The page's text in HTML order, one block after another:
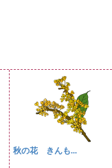
秋の花 きんも...